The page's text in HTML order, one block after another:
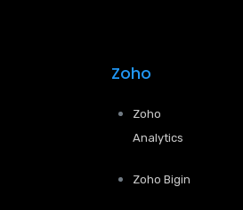
Zoho
Zoho
Analytics
Zoho Bigin